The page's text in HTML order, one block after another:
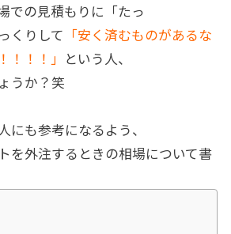
の見積もりに「たっ
くりして 「安く済むものがあるな
！！！」 という人、
うか？笑
にも参考になるよう、
を外注するときの相場について書